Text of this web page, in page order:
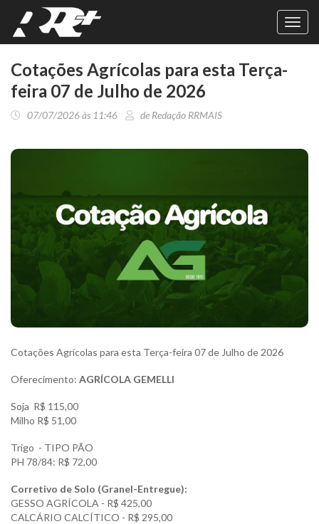
Cotações Agrícolas para esta Terça-
feira 07 de Julho de 2026
07/07/2026 às 11:46 de Redação RRMAIS
Cotações Agrícolas para esta Terça-feira 07 de Julho de 2026
Oferecimento: AGRÍCOLA GEMELLI
Soja R$ 115,00
Milho R$ 51,00
Trigo - TIPO PÃO
PH 78/84: R$ 72,00
Corretivo de Solo (Granel-Entregue):
GESSO AGRÍCOLA - R$ 425,00
CALCÁRIO CALCÍTICO - R$ 295,00